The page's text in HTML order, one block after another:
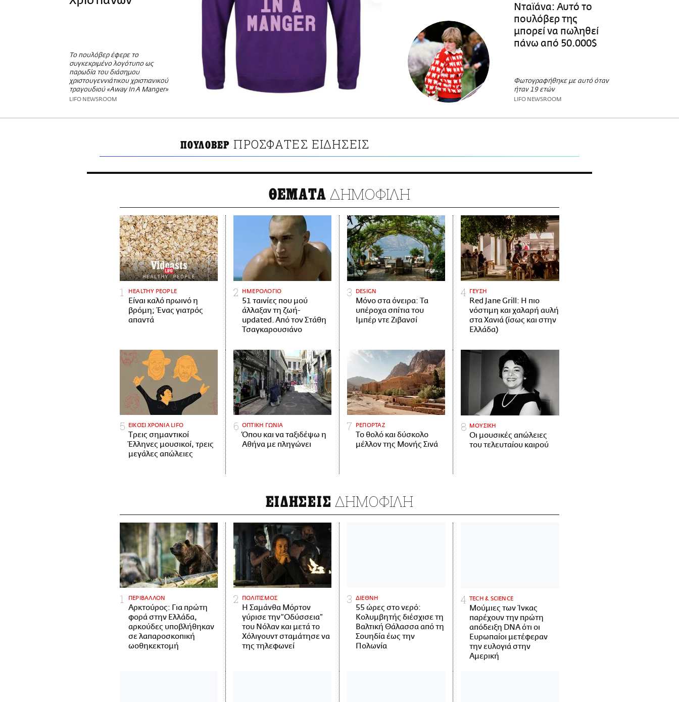
Το πουλόβερ έφερε το
συγκεκριμένο λογότυπο ως
παρωδία του διάσημου
χριστουγεννιάτικου χριστιανικού
τραγουδιού «Away In A Manger»
LIFO NEWSROOM
Νταϊάνα: Αυτό το
πουλόβερ της
μπορεί να πωληθεί
πάνω από 50.000$
Φωτογραφήθηκε με αυτό όταν
ήταν 19 ετών
LIFO NEWSROOM
ΠΟΥΛΟΒΕΡ ΠΡΟΣΦΑΤΕΣ ΕΙΔΗΣΕΙΣ
ΘΕΜΑΤΑ ΔΗΜΟΦΙΛΗ
HEALTHY PEOPLE
Είναι καλό πρωινό η
βρόμη; Ένας γιατρός
απαντά
ΗΜΕΡΟΛΟΓΙΟ
51 ταινίες που μού
άλλαξαν τη ζωή-
updated. Aπό τον Στάθη
Τσαγκαρουσιάνο
DESIGN
Μόνο στα όνειρα: Τα
υπέροχα σπίτια του
Ιμπέρ ντε Ζιβανσί
ΓΕΥΣΗ
Red Jane Grill: Η πιο
νόστιμη και χαλαρή αυλή
στα Χανιά (ίσως και στην
Ελλάδα)
ΕΙΚΟΣΙ ΧΡΟΝΙΑ LIFO
Tρεις σημαντικοί
Έλληνες μουσικοί, τρεις
μεγάλες απώλειες
ΟΠΤΙΚΗ ΓΩΝΙΑ
Όπου και να ταξιδέψω η
Αθήνα με πληγώνει
ΡΕΠΟΡΤΑΖ
Το θολό και δύσκολο
μέλλον της Μονής Σινά
ΜΟΥΣΙΚΗ
Οι μουσικές απώλειες
του τελευταίου καιρού
ΕΙΔΗΣΕΙΣ ΔΗΜΟΦΙΛΗ
ΠΕΡΙΒΑΛΛΟΝ
Αρκτούρος: Για πρώτη
φορά στην Ελλάδα,
αρκούδες υποβλήθηκαν
σε λαπαροσκοπική
ωοθηκεκτομή
ΠΟΛΙΤΙΣΜΟΣ
Η Σαμάνθα Μόρτον
γύρισε την “Οδύσσεια”
του Νόλαν και μετά το
Χόλιγουντ σταμάτησε να
της τηλεφωνεί
ΔΙΕΘΝΗ
55 ώρες στο νερό:
Κολυμβητής διέσχισε τη
Βαλτική Θάλασσα από τη
Σουηδία έως την
Πολωνία
ΤECH & SCIENCE
Μούμιες των Ίνκας
παρέχουν την πρώτη
απόδειξη DNA ότι οι
Ευρωπαίοι μετέφεραν
την ευλογιά στην
Αμερική